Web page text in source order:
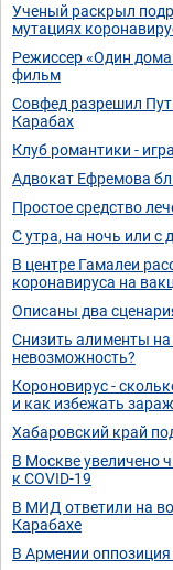
Ученый раскрыл
мутациях
Режиссер «Один
фильм
Совфед разрешил
Карабах
Клуб романтики -
Адвокат Ефремова
Простое средство
С утра, на ночь или с
В центре Гамалеи
коронавируса на
Описаны два
Снизить алименты
невозможность?
Короновирус -
и как избежать
Хабаровский край
В Москве увеличено
к COVID-19
В МИД ответили на
Карабахе
В Армении